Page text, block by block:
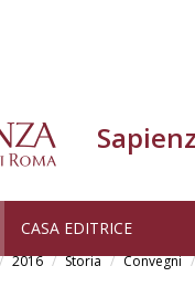
CASA EDITRICE
2016 Storia Convegni